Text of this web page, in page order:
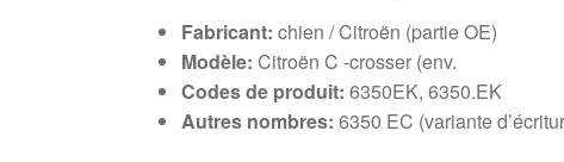
Fabricant:chien / Citroën (partie OE)
Modèle:Citroën C -crosser (env.
Codes de produit:6350EK, 6350.EK
Autres nombres:6350 EC (variante